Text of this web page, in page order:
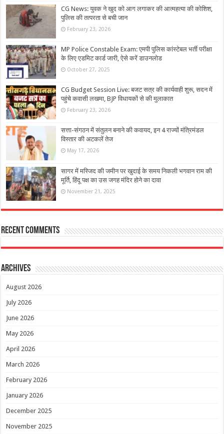
CG News: युवक ने खुद को आग लगाकर की आत्महत्या की कोशिश,
पुलिस की तत्परता से बची जान
February 23, 2026
MP Police Constable Exam: एमपी पुलिस कांस्टेबल भर्ती परीक्षा
के लिए एडमिट कार्ड जारी, ऐसे करें डाउनलोड
October 27, 2025
CG Budget Session Live: बजट सत्र की कार्यवाही शुरू, सदन में
पहुंचे कवासी लखमा, BJP विधायकों से की मुलाकात
February 23, 2026
सत्ता-संगठन में संतुलन बनाने की कवायद, इन 4 राज्‍यों मंत्रिमंडल
विस्तार की अटकलें तेज
May 17, 2026
सागर में मस्जिद की जमीन पर खुदाई के समय निकली भगवान राम की
मूर्ति, हिंदू पक्ष का उस जगह मंदिर होने का दावा
November 21, 2025
Recent Comments
Archives
August 2026
July 2026
June 2026
May 2026
April 2026
March 2026
February 2026
January 2026
December 2025
November 2025